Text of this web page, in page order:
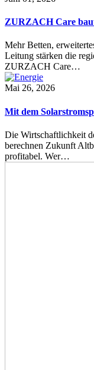
ZURZACH Care
Mehr Betten,
Leitung stärken die
ZURZACH Care…
Mai 26, 2026
Mit dem
Die Wirtschaftlichkeit
berechnen Zukunft
profitabel. Wer…